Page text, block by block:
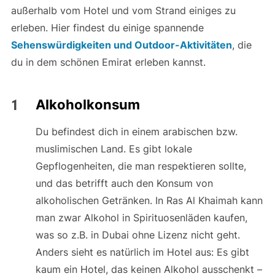
außerhalb vom Hotel und vom Strand einiges zu
erleben. Hier findest du einige spannende
Sehenswürdigkeiten und Outdoor-Aktivitäten, die
du in dem schönen Emirat erleben kannst.
Alkoholkonsum
Du befindest dich in einem arabischen bzw.
muslimischen Land. Es gibt lokale
Gepflogenheiten, die man respektieren sollte,
und das betrifft auch den Konsum von
alkoholischen Getränken. In Ras Al Khaimah kann
man zwar Alkohol in Spirituosenläden kaufen,
was so z.B. in Dubai ohne Lizenz nicht geht.
Anders sieht es natürlich im Hotel aus: Es gibt
kaum ein Hotel, das keinen Alkohol ausschenkt –